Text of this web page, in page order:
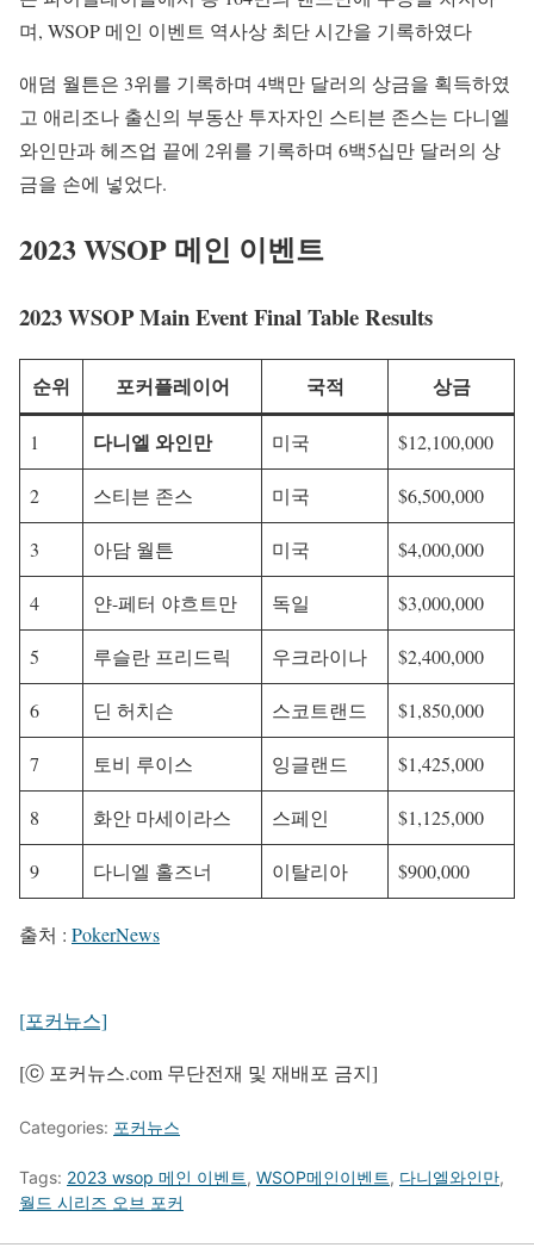
며, WSOP 메인 이벤트 역사상 최단 시간을 기록하였다
애덤 월튼은 3위를 기록하며 4백만 달러의 상금을 획득하였
고 애리조나 출신의 부동산 투자자인 스티븐 존스는 다니엘
와인만과 헤즈업 끝에 2위를 기록하며 6백5십만 달러의 상
금을 손에 넣었다.
2023 WSOP 메인 이벤트
2023 WSOP Main Event Final Table Results
순위 포커플레이어 국적 상금
1 다니엘 와인만 미국 $12,100,000
2 스티븐 존스 미국 $6,500,000
3 아담 월튼 미국 $4,000,000
4 얀-페터 야흐트만 독일 $3,000,000
5 루슬란 프리드릭 우크라이나 $2,400,000
6 딘 허치슨 스코트랜드 $1,850,000
7 토비 루이스 잉글랜드 $1,425,000
8 화안 마세이라스 스페인 $1,125,000
9 다니엘 홀즈너 이탈리아 $900,000
출처 : PokerNews
[포커뉴스]
[ⓒ 포커뉴스.com 무단전재 및 재배포 금지]
Categories: 포커뉴스
Tags: 2023 wsop 메인 이벤트, WSOP메인이벤트, 다니엘와인만,
월드 시리즈 오브 포커